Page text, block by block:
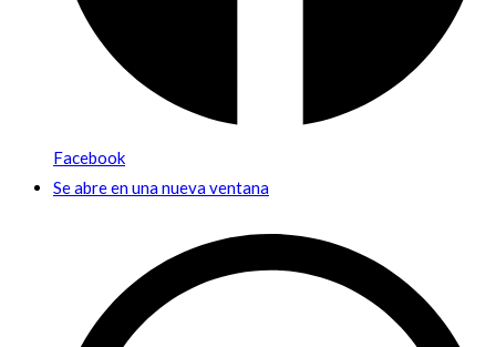
Facebook
Se abre en una nueva ventana